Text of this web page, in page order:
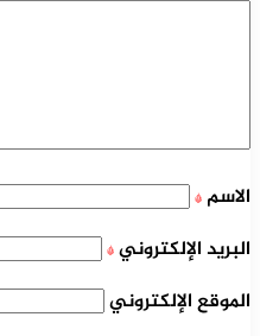
الاسم *
البريد الإلكتروني *
الموقع الإلكتروني